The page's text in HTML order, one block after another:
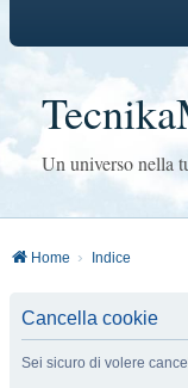
Un universo nella
Home Indice
Cancella cookie
Sei sicuro di volere